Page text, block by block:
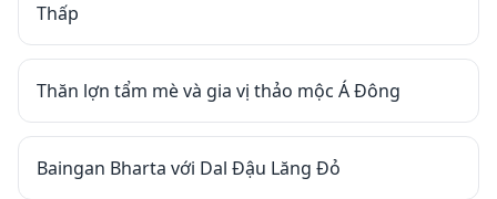
Thấp
Thăn lợn tẩm mè và gia vị thảo mộc Á Đông
Baingan Bharta với Dal Đậu Lăng Đỏ